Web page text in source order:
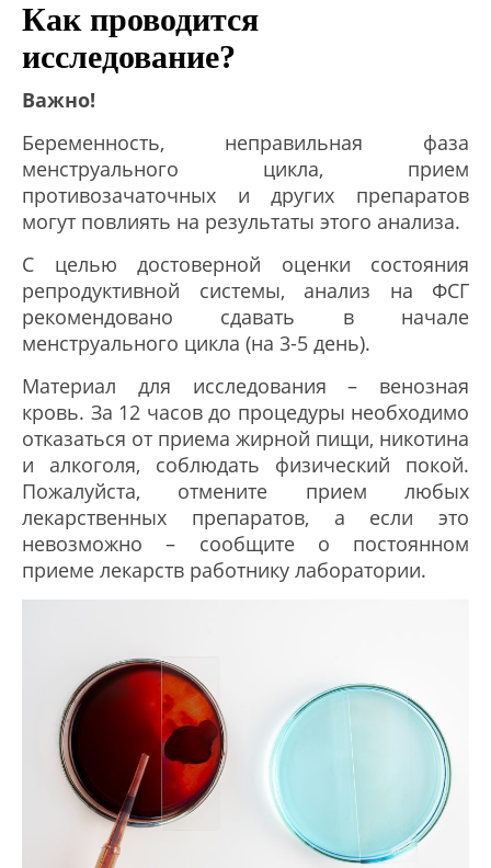
Как проводится
исследование?
Важно!
Беременность, неправильная фаза
менструального цикла, прием
противозачаточных и других препаратов
могут повлиять на результаты этого анализа.
С целью достоверной оценки состояния
репродуктивной системы, анализ на ФСГ
рекомендовано сдавать в начале
менструального цикла (на 3-5 день).
Материал для исследования – венозная
кровь. За 12 часов до процедуры необходимо
отказаться от приема жирной пищи, никотина
и алкоголя, соблюдать физический покой.
Пожалуйста, отмените прием любых
лекарственных препаратов, а если это
невозможно – сообщите о постоянном
приеме лекарств работнику лаборатории.